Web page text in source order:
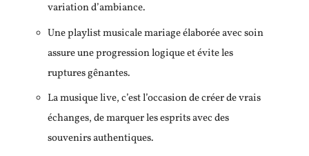
variation d’ambiance.
Une playlist musicale mariage élaborée avec soin
assure une progression logique et évite les
ruptures gênantes.
La musique live, c’est l’occasion de créer de vrais
échanges, de marquer les esprits avec des
souvenirs authentiques.